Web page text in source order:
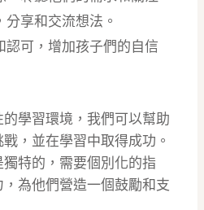
享和交流想法。
認可，增加孩子們的自信
學習環境，我們可以幫助
，並在學習中取得成功。
特的，需要個別化的指
為他們營造一個鼓勵和支